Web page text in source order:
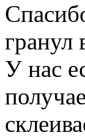
гранул
У нас